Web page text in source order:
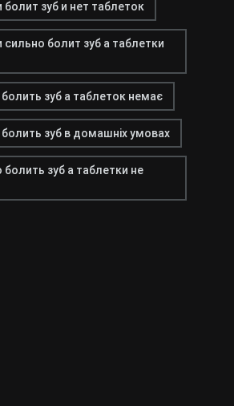
зуб и нет таблеток
болит зуб а таблетки
зуб а таблеток немає
зуб в домашніх умовах
зуб а таблетки не